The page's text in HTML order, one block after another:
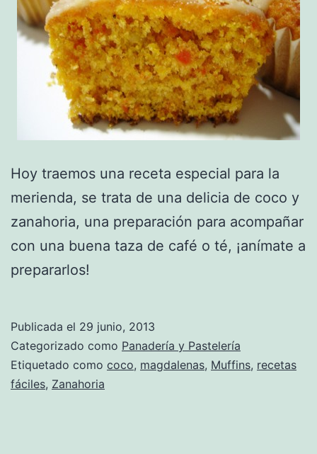
Hoy traemos una receta especial para la
merienda, se trata de una delicia de coco y
zanahoria, una preparación para acompañar
con una buena taza de café o té, ¡anímate a
prepararlos!
Publicada el 29 junio, 2013
Categorizado como Panadería y Pastelería
Etiquetado como coco, magdalenas, Muffins, recetas
fáciles, Zanahoria